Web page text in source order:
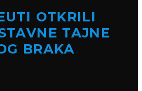
OTKRILI
TAJNE
BRAKA